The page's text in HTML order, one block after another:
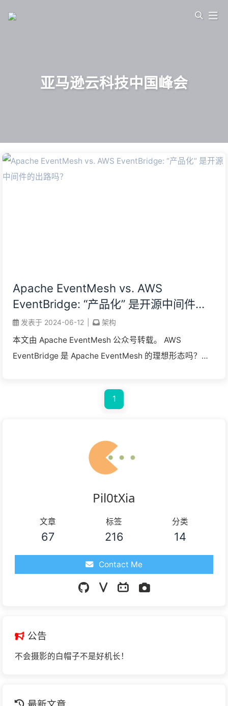
亚马逊云科技中国峰会
Apache EventMesh vs. AWS
EventBridge: “产品化” 是开源中间件的
出路吗？
发表于 2024-06-12 架构
本文由 Apache EventMesh 公众号转载。 AWS
EventBridge 是 Apache EventMesh 的理想形态吗？在
1
Pil0tXia
文章
67
标签
216
分类
14
Contact Me
公告
不会摄影的白帽子不是好机长！